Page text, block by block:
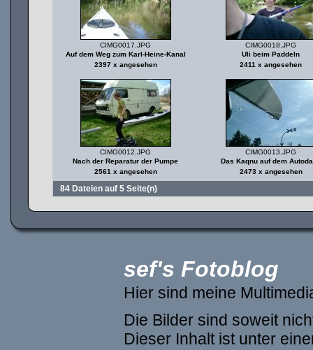
CIMG0017.JPG
Auf dem Weg zum Karl-Heine-Kanal
2397 x angesehen
CIMG0018.JPG
Uli beim Paddeln
2411 x angesehen
CIMG0012.JPG
Nach der Reparatur der Pumpe
2561 x angesehen
CIMG0013.JPG
Das Kaqnu auf dem
2473 x angesehen
84 Dateien auf 5 Seite(n)
sef's Fotoblog
Hier sind meine
Die Bilder sind soweit
Dieser Inhalt ist unter